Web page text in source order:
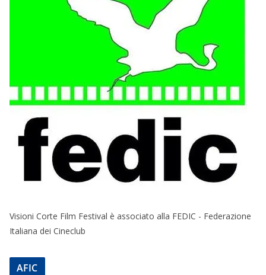
Visioni Corte Film Festival è associato alla FEDIC - Federazione
Italiana dei Cineclub
AFIC